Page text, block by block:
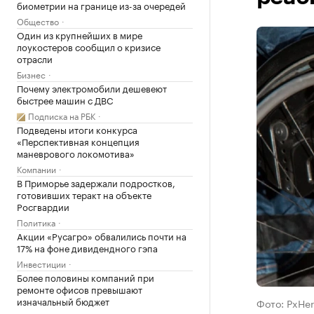
биометрии на границе из-за очередей
Общество
Один из крупнейших в мире
лоукостеров сообщил о кризисе
отрасли
Бизнес
Почему электромобили дешевеют
быстрее машин с ДВС
Подписка на РБК
Подведены итоги конкурса
«Перспективная концепция
маневрового локомотива»
Компании
В Приморье задержали подростков,
готовивших теракт на объекте
Росгвардии
Политика
Акции «Русагро» обвалились почти на
17% на фоне дивидендного гэпа
Инвестиции
Более половины компаний при
ремонте офисов превышают
изначальный бюджет
Фото: